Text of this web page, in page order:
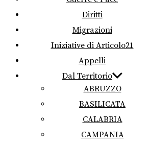
Diritti
Migrazioni
Iniziative di Articolo21
Appelli
Dal Territorio
ABRUZZO
BASILICATA
CALABRIA
CAMPANIA